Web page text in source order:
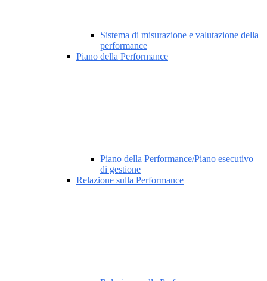
Sistema di misurazione e valutazione della
performance
Piano della Performance
Piano della Performance/Piano esecutivo
di gestione
Relazione sulla Performance